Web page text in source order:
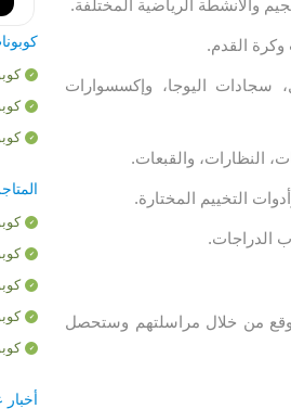
القدم.
سجادات اليوجا، وإكسسوارات
التخييم المختارة.
الدراجات.
من خلال مراسلتهم وستحصل
أخبار